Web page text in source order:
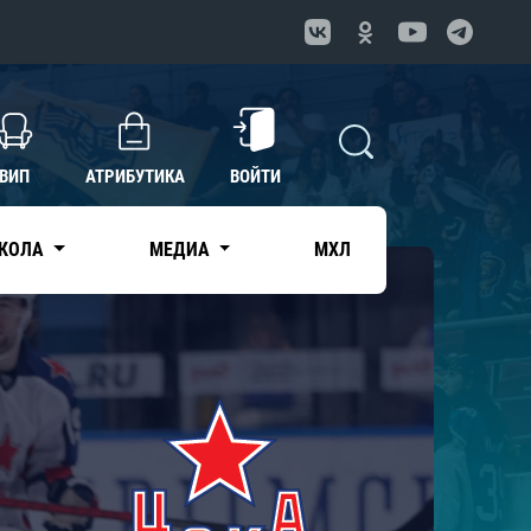
ВИП АТРИБУТИКА ВОЙТИ
МЕДИА МХЛ